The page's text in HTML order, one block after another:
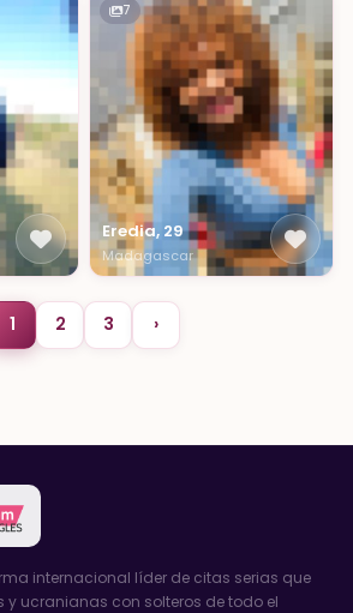
7
Eredia, 29
Madagascar
1 2 3 ›
internacional líder de citas serias que
y ucranianas con solteros de todo el